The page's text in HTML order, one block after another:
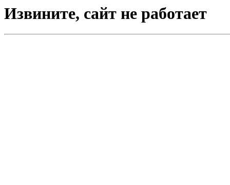
Извините, сайт не работает